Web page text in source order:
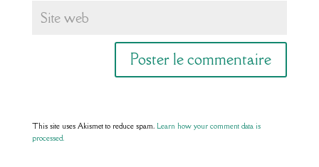
This site uses Akismet to reduce spam. Learn how your comment data is
processed.